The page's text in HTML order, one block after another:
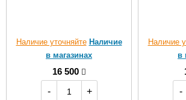
Наличие уточняйте Наличие
в магазинах
16 500
-
+
Наличие
в
-